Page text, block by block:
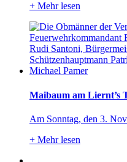
+ Mehr lesen
Maibaum am Liernt’s
Am Sonntag, den 3.
+ Mehr lesen